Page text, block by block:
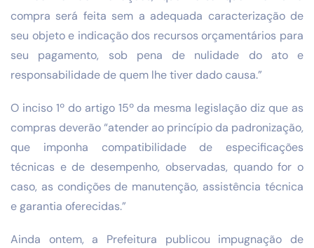
compra será feita sem a adequada caracterização de
seu objeto e indicação dos recursos orçamentários para
seu pagamento, sob pena de nulidade do ato e
responsabilidade de quem lhe tiver dado causa.”
O inciso 1º do artigo 15º da mesma legislação diz que as
compras deverão “atender ao princípio da padronização,
que imponha compatibilidade de especificações
técnicas e de desempenho, observadas, quando for o
caso, as condições de manutenção, assistência técnica
e garantia oferecidas.”
Ainda ontem, a Prefeitura publicou impugnação de